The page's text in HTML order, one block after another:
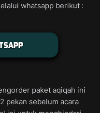
whatsapp berikut :
paket aqiqah ini
pekan sebelum acara